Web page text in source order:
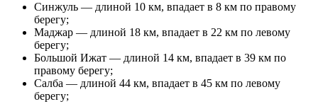
Синжуль — длиной 10 км, впадает в 8 км по правому
берегу;
Маджар — длиной 18 км, впадает в 22 км по левому
берегу;
Большой Ижат — длиной 14 км, впадает в 39 км по
правому берегу;
Салба — длиной 44 км, впадает в 45 км по левому
берегу;